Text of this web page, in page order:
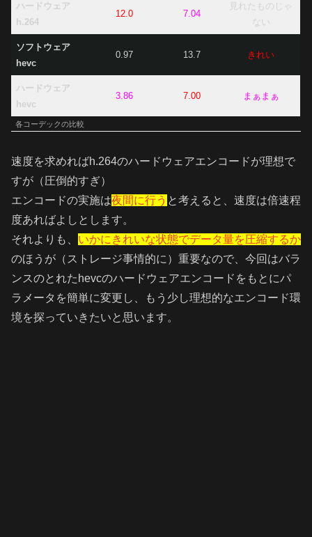
ハードウェア
h.264
12.0 7.04
見れたものじゃ
ない
ソフトウェア
hevc
0.97 13.7 きれい
ハードウェア
hevc
3.86 7.00 まぁまぁ
各コーデックの比較
速度を求めればh.264のハードウェアエンコードが理想で
すが（圧倒的すぎ）
エンコードの実施は夜間に行う と考えると、速度は倍速程
度あればよしとします。
それよりも、 いかにきれいな状態でデータ量を圧縮するか
のほうが（ストレージ事情的に）重要なので、今回はバラ
ンスのとれたhevcのハードウェアエンコードをもとにパ
ラメータを簡単に変更し、もう少し理想的なエンコード環
境を探っていきたいと思います。